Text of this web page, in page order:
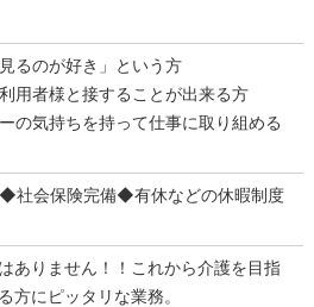
るのが好き」という方
用者様と接することが出来る方
の気持ちを持って仕事に取り組める
社会保険完備◆有休などの休暇制度
ありません！！これから介護を目指
方にピッタリな業務。